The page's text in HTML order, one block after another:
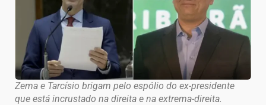
Zema e Tarcísio brigam pelo espólio do ex-presidente
que está incrustado na direita e na extrema-direita.